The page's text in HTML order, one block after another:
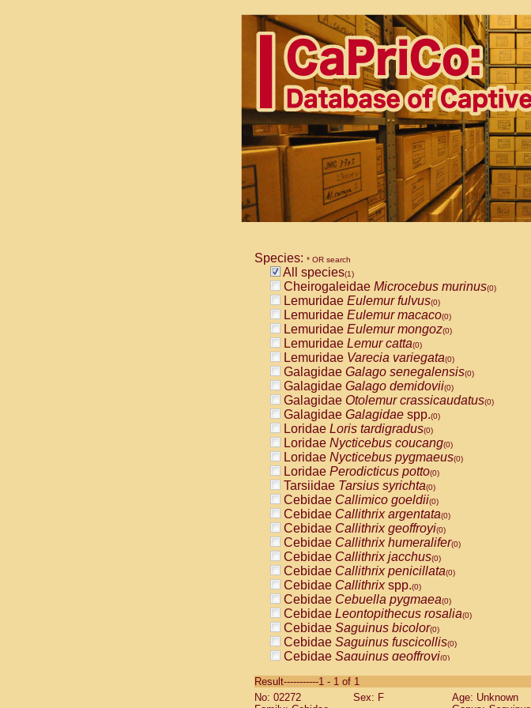
Species: * OR search
All species(1)
Cheirogaleidae Microcebus murinus(0)
Lemuridae Eulemur fulvus(0)
Lemuridae Eulemur macaco(0)
Lemuridae Eulemur mongoz(0)
Lemuridae Lemur catta(0)
Lemuridae Varecia variegata(0)
Galagidae Galago senegalensis(0)
Galagidae Galago demidovii(0)
Galagidae Otolemur crassicaudatus(0)
Galagidae Galagidae spp.(0)
Loridae Loris tardigradus(0)
Loridae Nycticebus coucang(0)
Loridae Nycticebus pygmaeus(0)
Loridae Perodicticus potto(0)
Tarsiidae Tarsius syrichta(0)
Cebidae Callimico goeldii(0)
Cebidae Callithrix argentata(0)
Cebidae Callithrix geoffroyi(0)
Cebidae Callithrix humeralifer(0)
Cebidae Callithrix jacchus(0)
Cebidae Callithrix penicillata(0)
Cebidae Callithrixspp.(0)
Cebidae Cebuella pygmaea(0)
Cebidae Leontopithecus rosalia(0)
Cebidae Saguinus bicolor(0)
Cebidae Saguinus fuscicollis(0)
Cebidae Saguinus geoffroyi(0)
CebidaeSaguinus labiatus(0)
Cebidae Saguinus leucopus (0)
Result-----------1 - 1 of 1
No: 02272
Sex: F
Age: Unknown